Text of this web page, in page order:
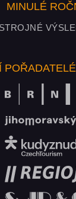
MINULÉ